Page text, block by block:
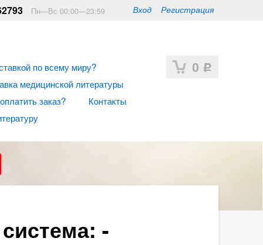
Вход Регистрация
Пн—Вс 00:00—23:59
0 Р
по всему миру?
медицинской литературы
заказ?
Контакты
-